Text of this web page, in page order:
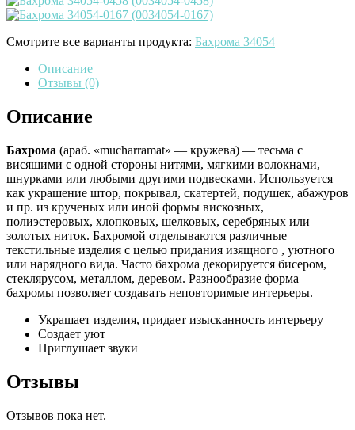
Смотрите все варианты продукта: Бахрома 34054
Описание
Отзывы (0)
Описание
Бахрома (араб. «mucharramat» — кружева) — тесьма с
висящими с одной стороны нитями, мягкими волокнами,
шнурками или любыми другими подвесками. Используется
как украшение штор, покрывал, скатертей, подушек, абажуров
и пр. из крученых или иной формы вискозных,
полиэстеровых, хлопковых, шелковых, серебряных или
золотых ниток. Бахромой отделываются различные
текстильные изделия с целью придания изящного , уютного
или нарядного вида. Часто бахрома декорируется бисером,
стеклярусом, металлом, деревом. Разнообразие форма
бахромы позволяет создавать неповторимые интерьеры.
Украшает изделия, придает изысканность интерьеру
Создает уют
Приглушает звуки
Отзывы
Отзывов пока нет.